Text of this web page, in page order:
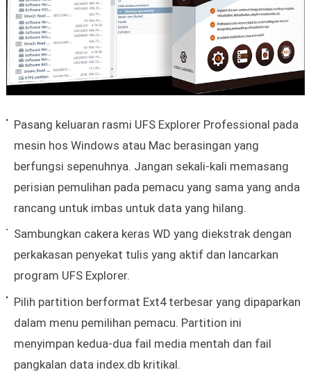
Pasang keluaran rasmi UFS Explorer Professional pada
mesin hos Windows atau Mac berasingan yang
berfungsi sepenuhnya. Jangan sekali-kali memasang
perisian pemulihan pada pemacu yang sama yang anda
rancang untuk imbas untuk data yang hilang.
Sambungkan cakera keras WD yang diekstrak dengan
perkakasan penyekat tulis yang aktif dan lancarkan
program UFS Explorer.
Pilih partition berformat Ext4 terbesar yang dipaparkan
dalam menu pemilihan pemacu. Partition ini
menyimpan kedua-dua fail media mentah dan fail
pangkalan data index.db kritikal.